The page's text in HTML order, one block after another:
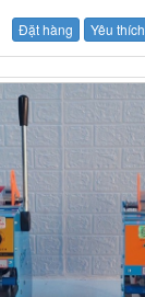
Đặt hàng Yêu thích